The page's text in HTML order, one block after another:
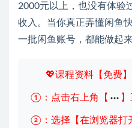
2000元以上，也没有体验
收入。当你真正弄懂闲鱼
一批闲鱼账号，都能做起来
💖课程资料【免费
①：点击右上角【
②：选择【在浏览器打